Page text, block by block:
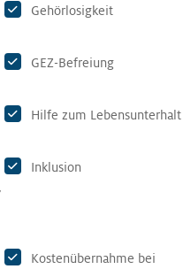
Gehörlosigkeit
GEZ-Befreiung
Hilfe zum Lebensunterhalt
Inklusion
Kostenübernahme bei